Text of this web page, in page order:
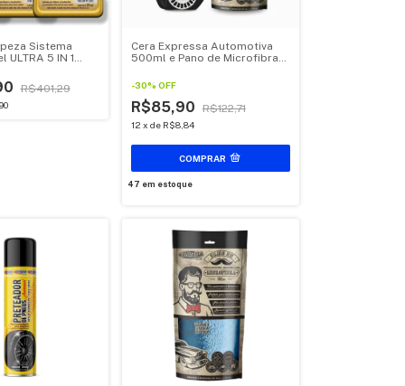
Sistema
ULTRA 5 IN 1
R$401,29
Cera Expressa Automotiva
500ml e Pano de Microfibra
Unidades
-30% OFF
R$85,90 R$122,71
12 x de R$8,84
47 em estoque